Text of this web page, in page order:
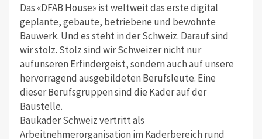
Das «DFAB House» ist weltweit das erste digital
geplante, gebaute, betriebene und bewohnte
Bauwerk. Und es steht in der Schweiz. Darauf sind
wir stolz. Stolz sind wir Schweizer nicht nur
aufunseren Erfindergeist, sondern auch auf unsere
hervorragend ausgebildeten Berufsleute. Eine
dieser Berufsgruppen sind die Kader auf der
Baustelle.
Baukader Schweiz vertritt als
Arbeitnehmerorganisation im Kaderbereich rund